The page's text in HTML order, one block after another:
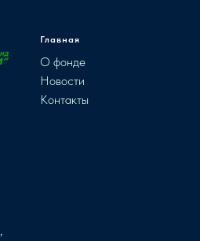
Главная
О фонде
Новости
Контакты